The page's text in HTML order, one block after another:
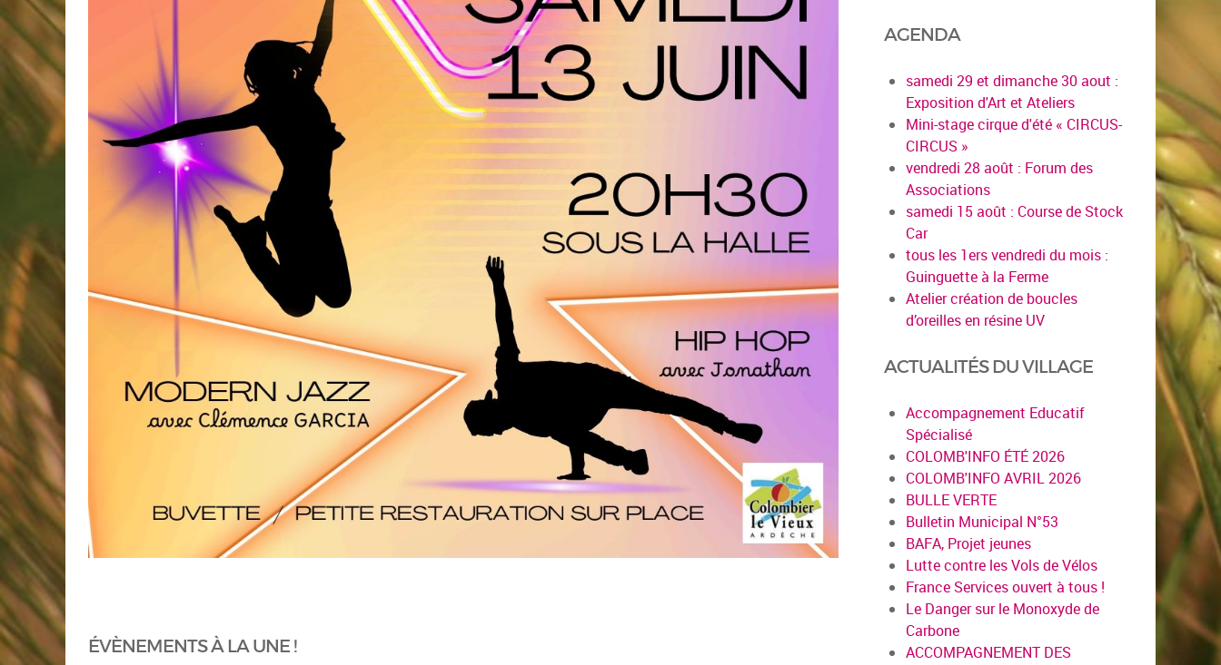
ÉVÈNEMENTS À LA UNE !
AGENDA
samedi 29 et dimanche 30 aout :
Exposition d'Art et Ateliers
Mini-stage cirque d'été « CIRCUS-
CIRCUS »
vendredi 28 août : Forum des
Associations
samedi 15 août : Course de Stock
Car
tous les 1ers vendredi du mois :
Guinguette à la Ferme
Atelier création de boucles
d’oreilles en résine UV
ACTUALITÉS DU VILLAGE
Accompagnement Educatif
Spécialisé
COLOMB'INFO ÉTÉ 2026
COLOMB'INFO AVRIL 2026
BULLE VERTE
Bulletin Municipal N°53
BAFA, Projet jeunes
Lutte contre les Vols de Vélos
France Services ouvert à tous !
Le Danger sur le Monoxyde de
Carbone
ACCOMPAGNEMENT DES